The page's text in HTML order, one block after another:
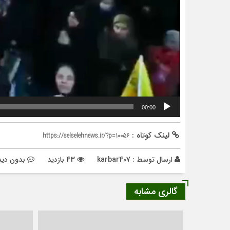
00:00
لینک کوتاه : https://selselehnews.ir/?p=10056
ارسال توسط : karbar407 بدون
گالری مشابه